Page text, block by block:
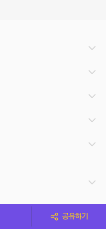
공유하기
의 당사자가 아닙니다. 따라서 스페이스클
습니다.